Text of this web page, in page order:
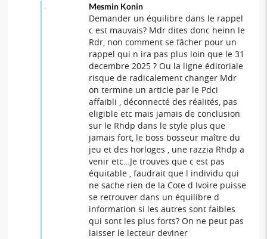
Mesmin Konin
Demander un équilibre dans le rappel
c est mauvais? Mdr dites donc heinn le
Rdr, non comment se fâcher pour un
rappel qui n ira pas plus loin que le 31
decembre 2025 ? Ou la ligne éditoriale
risque de radicalement changer Mdr
on termine un article par le Pdci
affaibli , déconnecté des réalités, pas
eligible etc mais jamais de conclusion
sur le Rhdp dans le style plus que
jamais fort, le boss bosseur maître du
jeu et des horloges , une razzia Rhdp a
venir etc…Je trouves que c est pas
équitable , faudrait que l individu qui
ne sache rien de la Cote d Ivoire puisse
se retrouver dans un équilibre d
information si les autres sont faibles
qui sont les plus forts? On ne peut pas
laisser le lecteur deviner